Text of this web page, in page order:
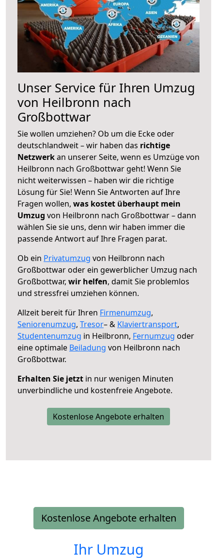
Unser Service für Ihren Umzug
von Heilbronn nach
Großbottwar
Sie wollen umziehen? Ob um die Ecke oder
deutschlandweit – wir haben das richtige
Netzwerkan unserer Seite, wenn es Umzüge von
Heilbronn nach Großbottwar geht! Wenn Sie
nicht weiterwissen – haben wir die richtige
Lösung für Sie! Wenn Sie Antworten auf Ihre
Fragen wollen, was kostet überhaupt mein
Umzug von Heilbronn nach Großbottwar – dann
wählen Sie sie uns, denn wir haben immer die
passende Antwort auf Ihre Fragen parat.
Ob ein Privatumzug von Heilbronn nach
Großbottwar oder ein gewerblicher Umzug nach
Großbottwar, wir helfen, damit Sie problemlos
und stressfrei umziehen können.
Allzeit bereit für Ihren Firmenumzug,
Seniorenumzug, Tresor– & Klaviertransport,
Studentenumzug in Heilbronn, Fernumzug oder
eine optimale Beiladung von Heilbronn nach
Großbottwar.
Erhalten Sie jetzt in nur wenigen Minuten
unverbindliche und kostenfreie Angebote.
Kostenlose Angebote erhalten
Kostenlose Angebote erhalten
Ihr Umzug